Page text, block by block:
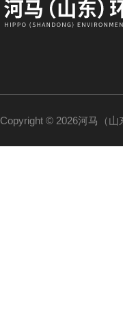
Copyright © 2026河马（